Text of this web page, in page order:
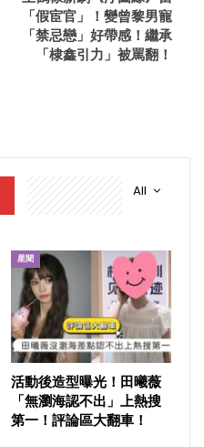
「假宦官」！變曾黎男寵
「禁忌戀」好帶感！繼承
「棣鑫引力」被罵翻！
All
星聞
活動後造型曝光！田曦薇
「無瀏海認不出」上熱搜
第一！評論區大翻車！